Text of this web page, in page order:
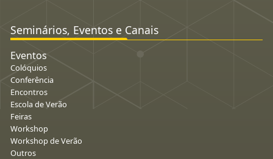
Seminários, Eventos e Canais
Eventos
Colóquios
Conferência
Encontros
Escola de Verão
Feiras
Workshop
Workshop de Verão
Outros